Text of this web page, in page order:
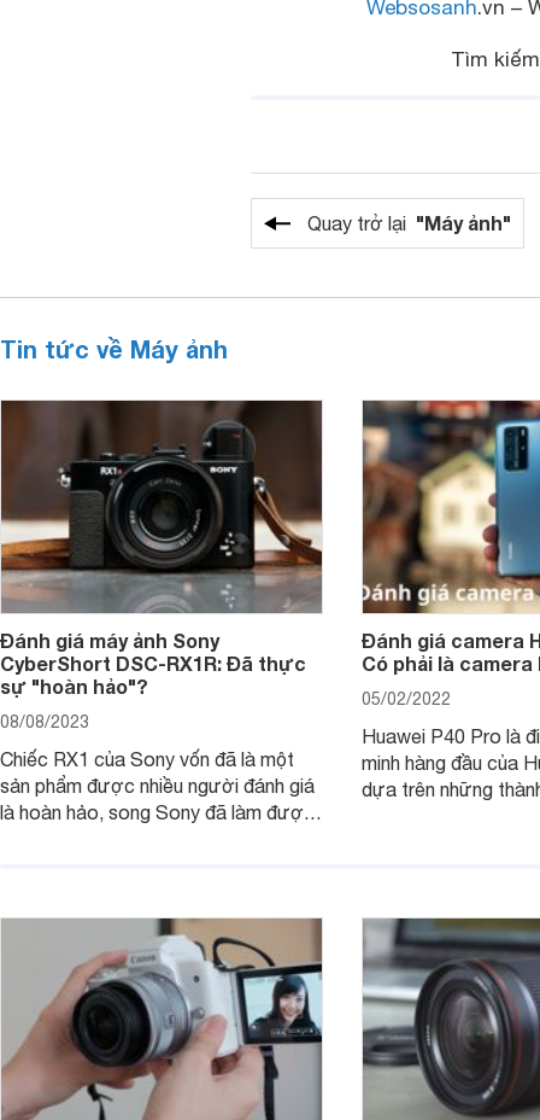
Websosanh.vn –
Tìm
Quay trở lại "Máy ảnh"
Tin tức về Máy ảnh
Đánh giá máy ảnh Sony
CyberShort DSC-RX1R: Đã thực
sự "hoàn hảo"?
08/08/2023
Chiếc RX1 của Sony vốn đã là một
sản phẩm được nhiều người đánh giá
là hoàn hảo, song Sony đã làm được
xử lý ảnh JPEG.
Đánh giá camera
Có phải là
05/02/2022
Huawei P40 Pro là
minh hàng đầu của
dựa trên những
Pro đem đến những